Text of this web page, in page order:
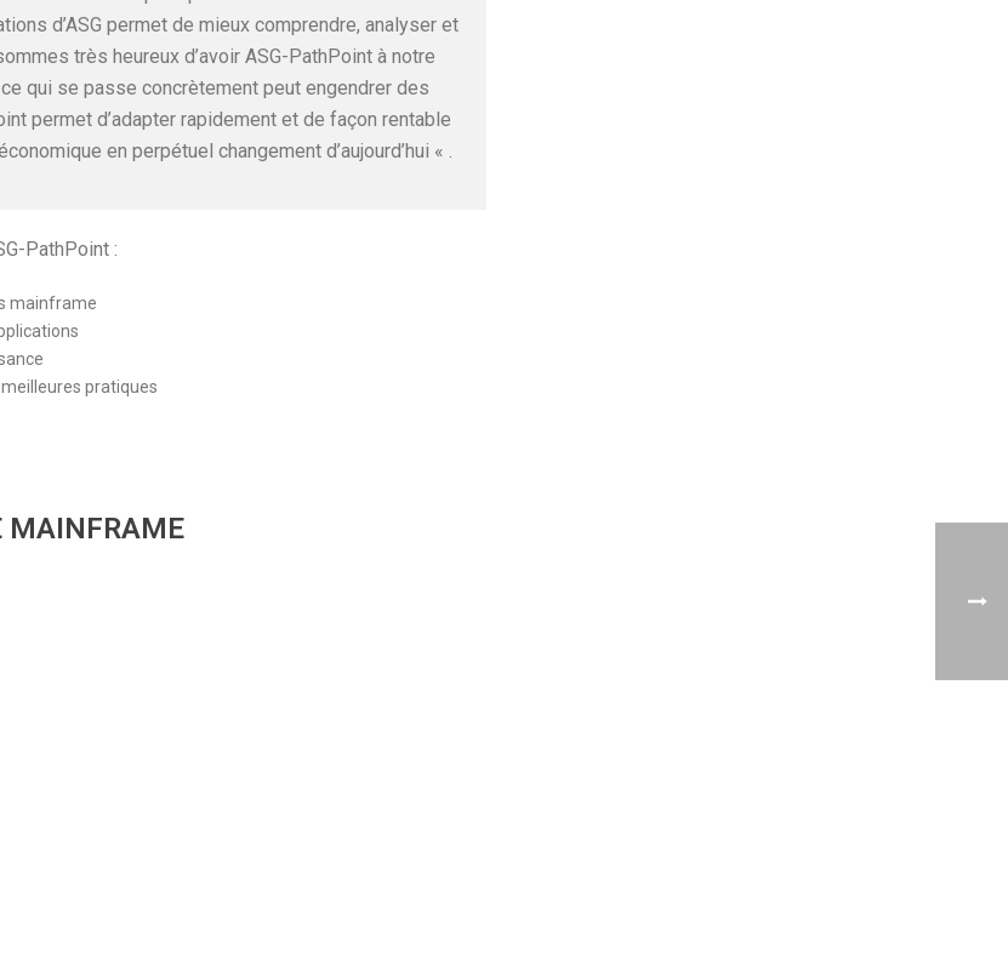
d’ASG permet de mieux comprendre, analyser et
très heureux d’avoir ASG-PathPoint à notre
qui se passe concrètement peut engendrer des
permet d’adapter rapidement et de façon rentable
en perpétuel changement d’aujourd’hui « .
PathPoint :
mainframe
pratiques
MAINFRAME